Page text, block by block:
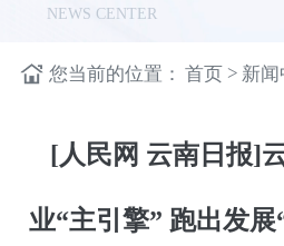
NEWS CENTER
您当前的位置： 首页 > 新
[人民网 云南日报]
业“主引擎” 跑出发